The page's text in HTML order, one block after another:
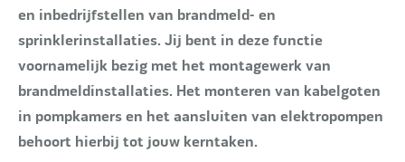
en inbedrijfstellen van brandmeld- en
sprinklerinstallaties. Jij bent in deze functie
voornamelijk bezig met het montagewerk van
brandmeldinstallaties. Het monteren van kabelgoten
in pompkamers en het aansluiten van elektropompen
behoort hierbij tot jouw kerntaken.